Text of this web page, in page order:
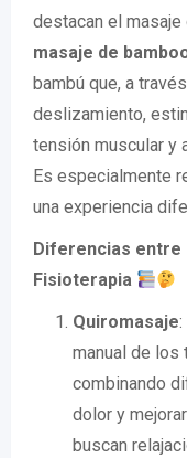
destacan el
masaje de
bambú que, a
deslizamiento,
tensión muscular y
Es especialmente
una experiencia
Diferencias entre
Fisioterapia
Quiromasaje
manual de los
combinando
dolor y
buscan